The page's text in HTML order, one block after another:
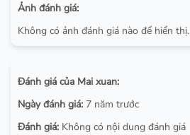
Ảnh đánh giá:
Không có ảnh đánh giá nào để hiển thị.
Đánh giá của Mai xuan:
Ngày đánh giá: 7 năm trước
Đánh giá: Không có nội dung đánh giá